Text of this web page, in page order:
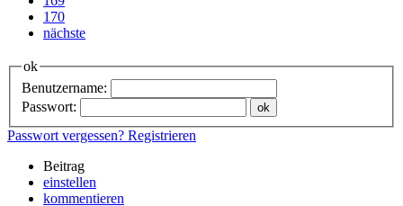
170
nächste
ok
Benutzername:
Passwort:
Passwort vergessen? Registrieren
Beitrag
einstellen
kommentieren